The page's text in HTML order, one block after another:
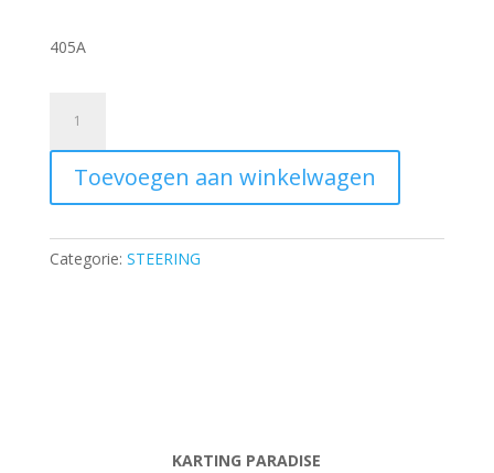
405A
column
sleeve
plastic
Toevoegen aan winkelwagen
Categorie: STEERING
KARTING PARADISE